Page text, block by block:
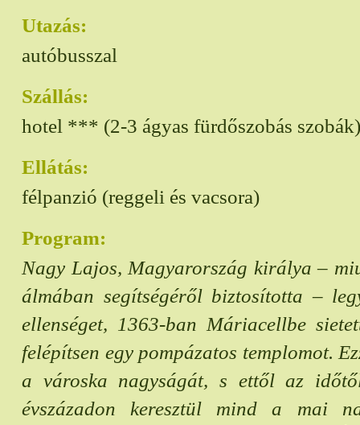
Utazás:
autóbusszal
Szállás:
hotel *** (2-3 ágyas fürdőszobás szobák)
Ellátás:
félpanzió (reggeli és vacsora)
Program:
Nagy Lajos, Magyarország királya –
álmában segítségéről biztosította –
ellenséget, 1363-ban Máriacellbe
felépítsen egy pompázatos templomot.
a városka nagyságát, s ettől az
évszázadon keresztül mind a mai